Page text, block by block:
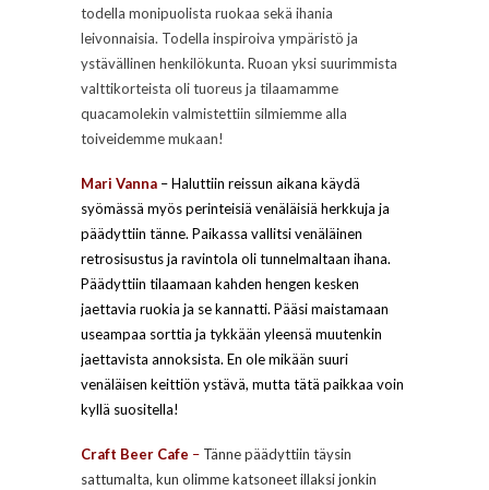
todella monipuolista ruokaa sekä ihania
leivonnaisia. Todella inspiroiva ympäristö ja
ystävällinen henkilökunta. Ruoan yksi suurimmista
valttikorteista oli tuoreus ja tilaamamme
quacamolekin valmistettiin silmiemme alla
toiveidemme mukaan!
Mari Vanna –Haluttiin reissun aikana käydä
syömässä myös perinteisiä venäläisiä herkkuja ja
päädyttiin tänne. Paikassa vallitsi venäläinen
retrosisustus ja ravintola oli tunnelmaltaan ihana.
Päädyttiin tilaamaan kahden hengen kesken
jaettavia ruokia ja se kannatti. Pääsi maistamaan
useampaa sorttia ja tykkään yleensä muutenkin
jaettavista annoksista. En ole mikään suuri
venäläisen keittiön ystävä, mutta tätä paikkaa voin
kyllä suositella!
Craft Beer Cafe – Tänne päädyttiin täysin
sattumalta, kun olimme katsoneet illaksi jonkin